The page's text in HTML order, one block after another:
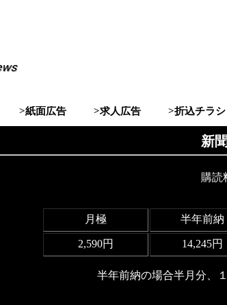
>紙面広告 >求人広告 >折込チラシ
新
購読
月極 半年前納
2,590円 14,245円
半年前納の場合半月分、